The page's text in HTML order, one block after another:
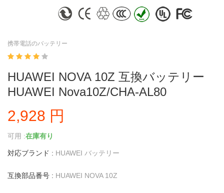
携帯電話のバッテリー
HUAWEI NOVA 10Z 互換バッテリー
HUAWEI Nova10Z/CHA-AL80
2,928 円
可用 :在庫有り
対応ブランド : HUAWEI バッテリー
互換部品番号 : HUAWEI NOVA 10Z